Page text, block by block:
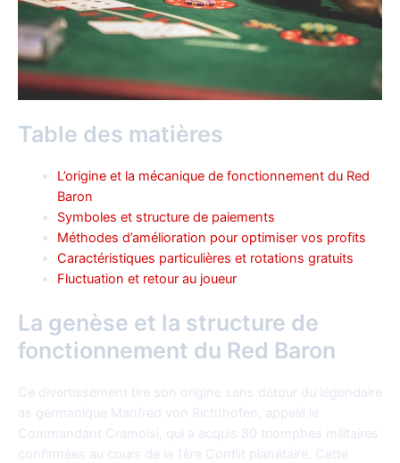
Table des matières
L’origine et la mécanique de fonctionnement du Red
Baron
Symboles et structure de paiements
Méthodes d’amélioration pour optimiser vos profits
Caractéristiques particulières et rotations gratuits
Fluctuation et retour au joueur
La genèse et la structure de
fonctionnement du Red Baron
Ce divertissement tire son origine sans détour du légendaire
as germanique Manfred von Richthofen, appelé le
Commandant Cramoisi, qui a acquis 80 triomphes militaires
confirmées au cours de la 1ère Conflit planétaire. Cette